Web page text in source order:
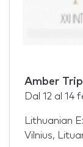
Amber
Dal 12 al 14
Lithuanian
Vilnius,